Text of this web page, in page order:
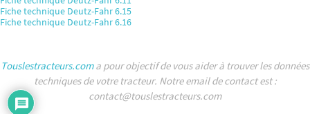
Fiche technique Deutz-Fahr 6.15
Fiche technique Deutz-Fahr 6.16
Touslestracteurs.coma pour objectif de vous aider à trouver les données
techniques de votre tracteur. Notre email de contact est :
contact@touslestracteurs.com